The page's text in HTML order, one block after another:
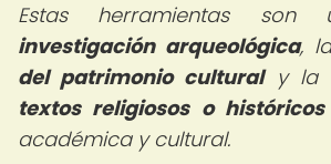
Estas herramientas
investigación arqueológica,
del patrimonio culturaly la
textos religiosos o históricos
académica y cultural.